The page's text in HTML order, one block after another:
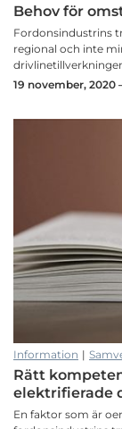
Behov för
Fordonsindustrins
regional och inte
19 november,
Information |
Rätt
elektrifierade
En faktor som är